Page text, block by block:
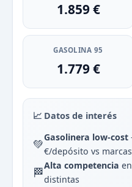
1.859 €
GASOLINA 95
1.779 €
📈 Datos de interés
💚Gasolinera low-cost
€/depósito vs
🏁Alta competencia
distintas